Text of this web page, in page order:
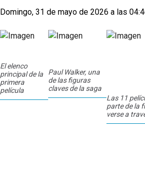
Domingo, 31 de mayo de 2026 a las
El elenco
principal de la
primera
película
Paul Walker, una
de las figuras
claves de la saga
Las 11
parte de la
verse a